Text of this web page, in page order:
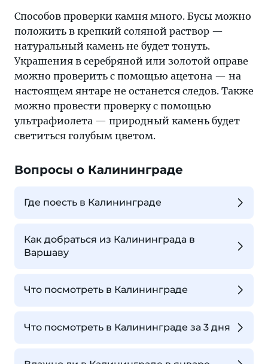
Способов проверки камня много. Бусы можно
положить в крепкий соляной раствор —
натуральный камень не будет тонуть.
Украшения в серебряной или золотой оправе
можно проверить с помощью ацетона — на
настоящем янтаре не останется следов. Также
можно провести проверку с помощью
ультрафиолета — природный камень будет
светиться голубым цветом.
Вопросы о Калининграде
Где поесть в Калининграде
Как добраться из Калининграда в
Варшаву
Что посмотреть в Калининграде
Что посмотреть в Калининграде за 3 дня